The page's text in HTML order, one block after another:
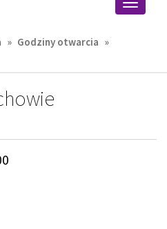
Przełącz
» Godziny otwarcia »